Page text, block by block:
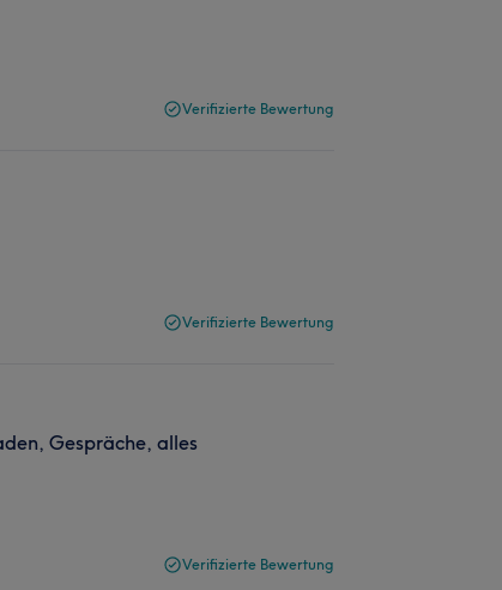
Verifizierte Bewertung
Verifizierte Bewertung
Gespräche, alles
Verifizierte Bewertung